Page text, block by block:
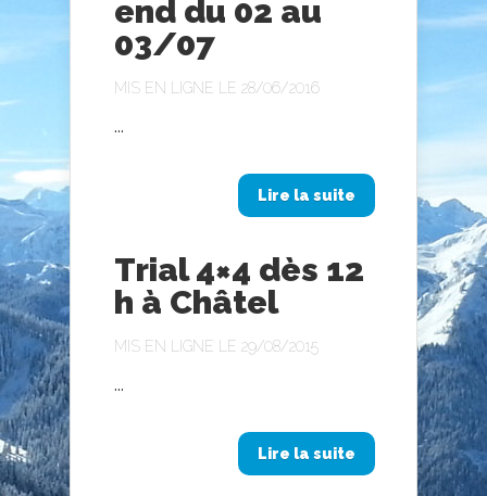
end du 02 au
03/07
MIS EN LIGNE LE 28/06/2016
...
Lire la suite
Trial 4×4 dès 12
h à Châtel
MIS EN LIGNE LE 29/08/2015
...
Lire la suite